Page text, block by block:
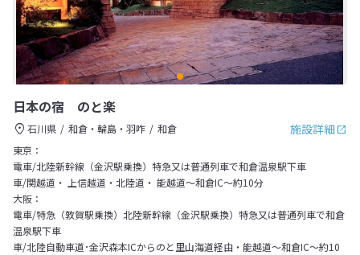
日本の宿 のと楽
施設詳細
石川県 和倉・輪島・羽咋
和倉
東京：
電車/北陸新幹線（金沢駅乗換）特急又は普通列車で和倉温泉駅下車
車/関越道・ 上信越道・北陸道・ 能越道～和倉IC～約10分
大阪：
電車/特急（敦賀駅乗換）北陸新幹線（金沢駅乗換）特急又は普通列車で和倉
温泉駅下車
車/北陸自動車道･金沢森本ICからのと里山海道経由・能越道～和倉IC～約10